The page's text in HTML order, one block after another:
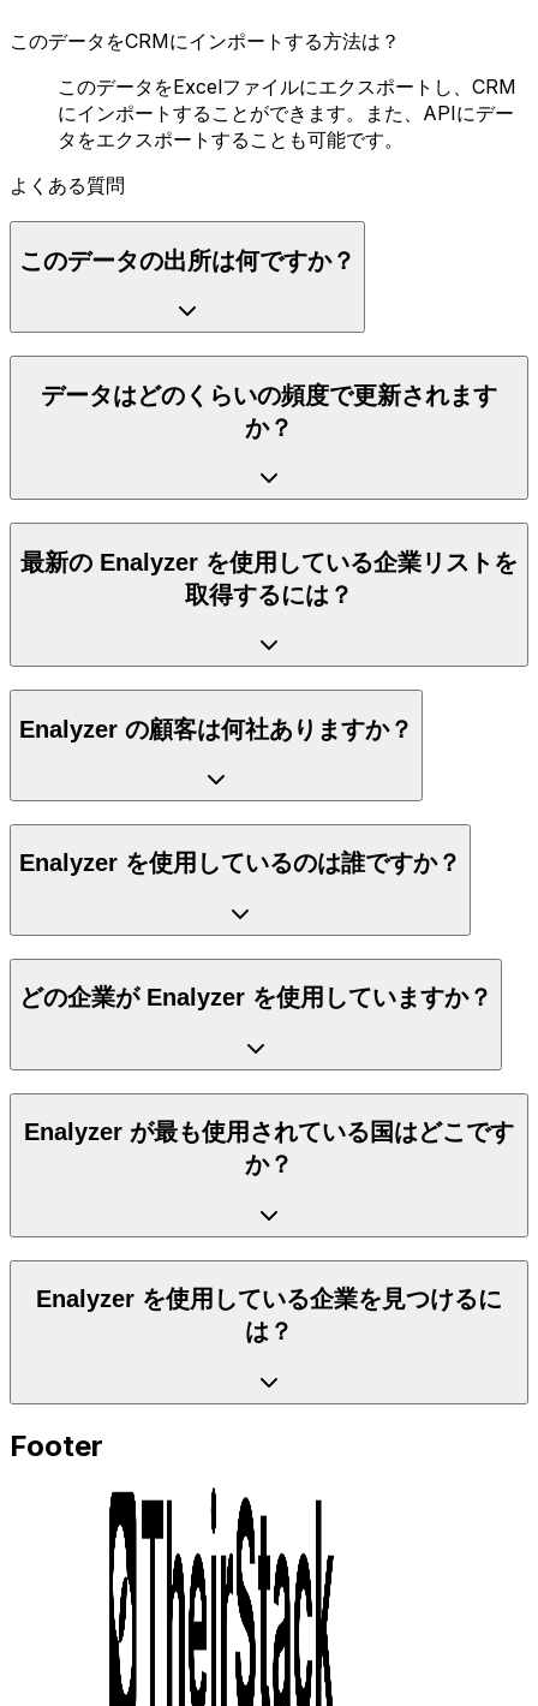
このデータをCRMにインポートする方法は？
このデータをExcelファイルにエクスポートし、CRM
にインポートすることができます。また、APIにデー
タをエクスポートすることも可能です。
よくある質問
このデータの出所は何ですか？
データはどのくらいの頻度で更新されます
か？
最新の Enalyzer を使用している企業リストを
取得するには？
Enalyzer の顧客は何社ありますか？
Enalyzer を使用しているのは誰ですか？
どの企業が Enalyzer を使用していますか？
Enalyzer が最も使用されている国はどこです
か？
Enalyzer を使用している企業を見つけるに
は？
Footer